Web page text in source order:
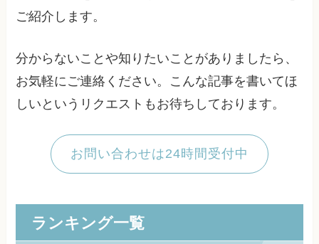
ご紹介します。
分からないことや知りたいことがありましたら、
お気軽にご連絡ください。こんな記事を書いてほ
しいというリクエストもお待ちしております。
お問い合わせは24時間受付中
ランキング一覧